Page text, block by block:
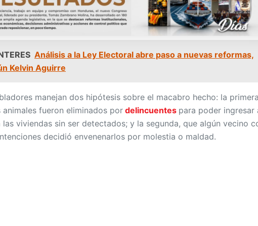
Análisis a la Ley Electoral abre paso a nuevas reformas,
Kelvin Aguirre
manejan dos hipótesis sobre el macabro hecho: la
animales fueron eliminados por delincuentes para poder ingresar
las viviendas sin ser detectados; y la segunda, que algún vecino
decidió envenenarlos por molestia o maldad.